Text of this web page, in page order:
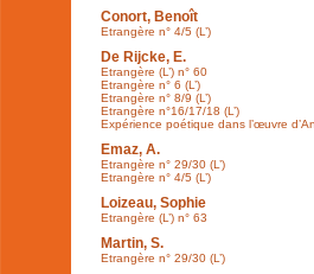
Conort, Benoît
Etrangère n° 4/5 (L’)
De Rijcke, E.
Etrangère (L’) n° 60
Etrangère n° 6 (L’)
Etrangère n° 8/9 (L’)
Etrangère n°16/17/18 (L’)
Expérience poétique dans l’œuvre
Emaz, A.
Etrangère n° 29/30 (L’)
Etrangère n° 4/5 (L’)
Loizeau, Sophie
Etrangère (L’) n° 63
Martin, S.
Etrangère n° 29/30 (L’)